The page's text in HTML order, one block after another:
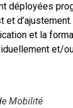
déployées
et la
et/
Mobilité